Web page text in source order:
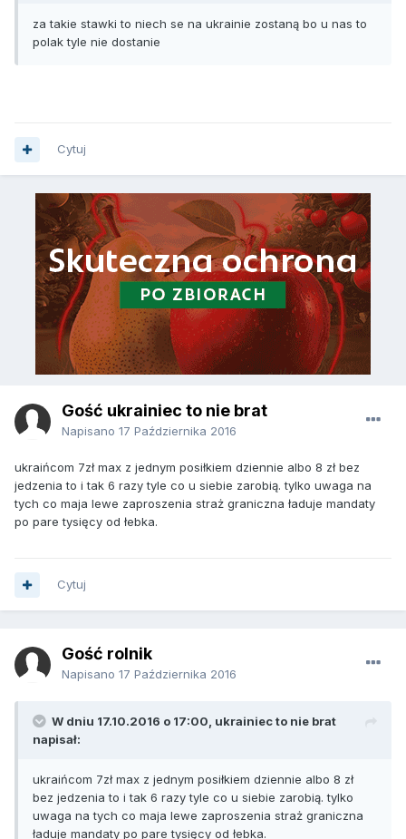
za takie stawki to niech se na ukrainie zostaną bo u nas to
polak tyle nie dostanie
Cytuj
Gość ukrainiec to nie brat
Napisano 17 Października 2016
ukraińcom 7zł max z jednym posiłkiem dziennie albo 8 zł bez
jedzenia to i tak 6 razy tyle co u siebie zarobią. tylko uwaga na
tych co maja lewe zaproszenia straż graniczna ładuje mandaty
po pare tysięcy od łebka.
Cytuj
Gość rolnik
Napisano 17 Października 2016
W dniu 17.10.2016 o 17:00, ukrainiec to nie brat
napisał:
ukraińcom 7zł max z jednym posiłkiem dziennie albo 8 zł
bez jedzenia to i tak 6 razy tyle co u siebie zarobią. tylko
uwaga na tych co maja lewe zaproszenia straż graniczna
ładuje mandaty po pare tysięcy od łebka.